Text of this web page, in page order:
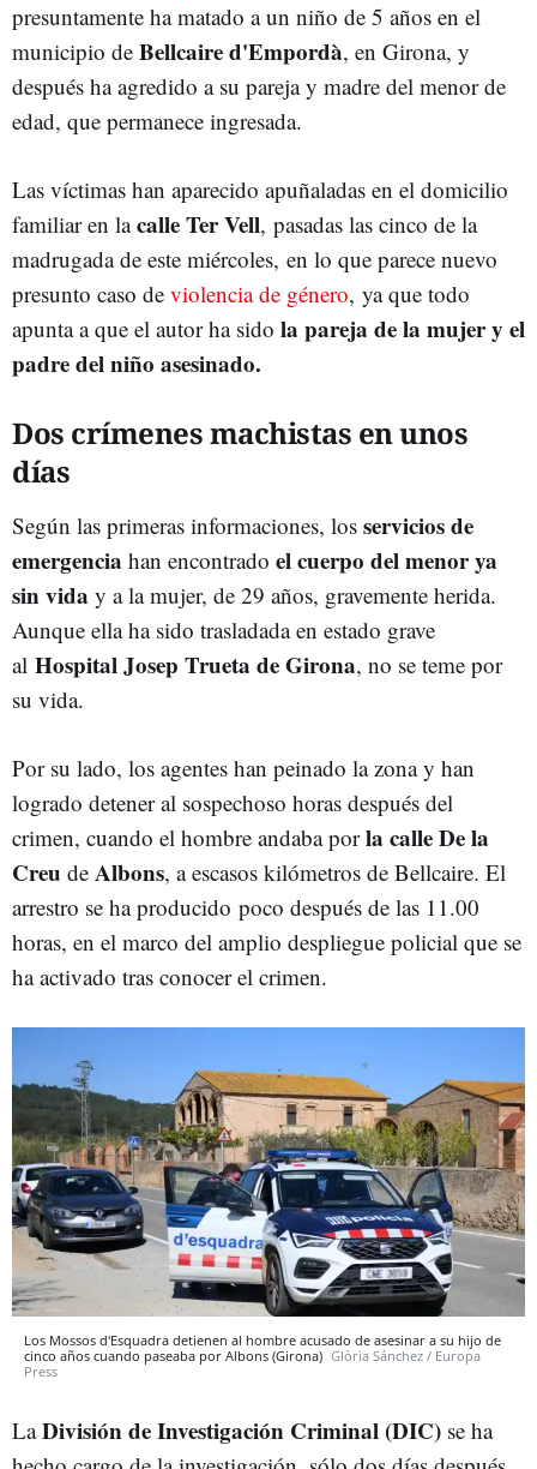
presuntamente ha matado a un niño de 5 años en el
municipio de Bellcaire d'Empordà, en Girona, y
después ha agredido a su pareja y madre del menor de
edad, que permanece ingresada.
Las víctimas han aparecido apuñaladas en el domicilio
familiaren lacalle Ter Vell, pasadas las cinco de la
madrugada de este miércoles, en lo que parece nuevo
presunto caso de violencia de género, ya que todo
apunta a que el autor ha sido la pareja de la mujer y el
padre del niño asesinado.
Dos crímenes machistas en unos
días
Según las primeras informaciones, los servicios de
emergencia han encontrado el cuerpo del menor ya
sin vida y a la mujer, de 29 años, gravemente herida.
Aunque ella ha sido trasladada en estado grave
al Hospital Josep Trueta de Girona, no se teme por
su vida.
Por su lado, los agentes han peinado la zona y han
logrado detener al sospechoso horas después del
crimen, cuando el hombre andaba porla calle De la
Creu de Albons, a escasos kilómetros de Bellcaire. El
arrestro se ha producido poco después de las 11.00
horas, en el marco del amplio despliegue policial que se
ha activado tras conocer el crimen.
Los Mossos d'Esquadra detienen al hombre acusado de asesinar a su hijo de
cinco años cuando paseaba por Albons (Girona) Glòria Sánchez / Europa
Press
LaDivisión de Investigación Criminal (DIC) se ha